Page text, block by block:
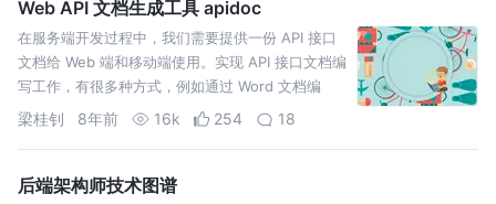
Web API 文档生成工具 apidoc
在服务端开发过程中，我们需要提供一份 API 接口
文档给 Web 端和移动端使用。实现 API 接口文档编
写工作，有很多种方式，例如通过 Word 文档编
写，或者通过 MediaWiki 进行维护。此外，还有比
梁桂钊 8年前 16k 254 18
后端架构师技术图谱